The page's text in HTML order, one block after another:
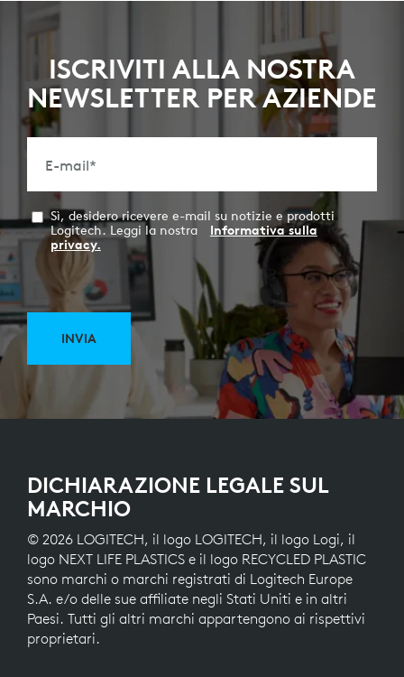
ISCRIVITI ALLA NOSTRA
NEWSLETTER PER AZIENDE
E-mail*
Sì, desidero ricevere e-mail su notizie e prodotti
Logitech. Leggi la nostra
Informativa sulla
privacy.
INVIA
DICHIARAZIONE LEGALE SUL
MARCHIO
© 2026 LOGITECH, il logo LOGITECH, il logo Logi, il
logo NEXT LIFE PLASTICS e il logo RECYCLED PLASTIC
sono marchi o marchi registrati di Logitech Europe
S.A. e/o delle sue affiliate negli Stati Uniti e in altri
Paesi. Tutti gli altri marchi appartengono ai rispettivi
proprietari.